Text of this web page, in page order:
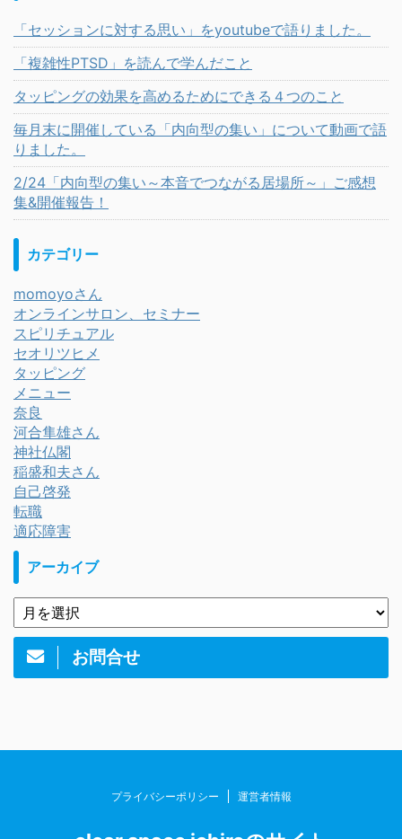
「セッションに対する思い」をyoutubeで語りました。
「複雑性PTSD」を読んで学んだこと
タッピングの効果を高めるためにできる４つのこと
毎月末に開催している「内向型の集い」について動画で語
りました。
2/24「内向型の集い～本音でつながる居場所～」ご感想
集&開催報告！
カテゴリー
momoyoさん
オンラインサロン、セミナー
スピリチュアル
セオリツヒメ
タッピング
メニュー
奈良
河合隼雄さん
神社仏閣
稲盛和夫さん
自己啓発
転職
適応障害
アーカイブ
お問合せ
プライバシーポリシー 運営者情報